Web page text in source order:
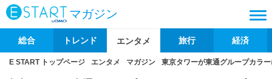
マガジン
総合 トレンド エンタメ 旅行 経済
E START トップページ エンタメ マガジン 東京タワーが東通グループカラ